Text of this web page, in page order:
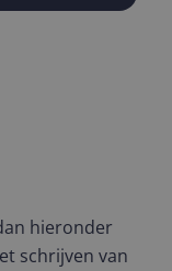
hieronder
schrijven van